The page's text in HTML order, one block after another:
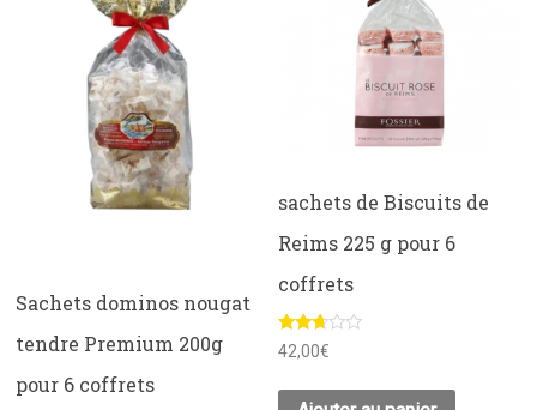
Sachets dominos nougat
tendre Premium 200g
pour 6 coffrets
sachets de Biscuits de
Reims 225 g pour 6
coffrets
Note
2.52
42,00€